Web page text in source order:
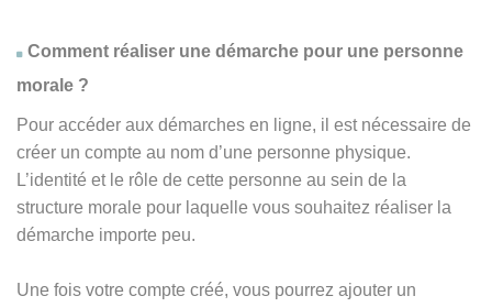
Comment réaliser une démarche pour une personne
morale ?
Pour accéder aux démarches en ligne, il est nécessaire de
créer un compte au nom d’une personne physique.
L’identité et le rôle de cette personne au sein de la
structure morale pour laquelle vous souhaitez réaliser la
démarche importe peu.
Une fois votre compte créé, vous pourrez ajouter un